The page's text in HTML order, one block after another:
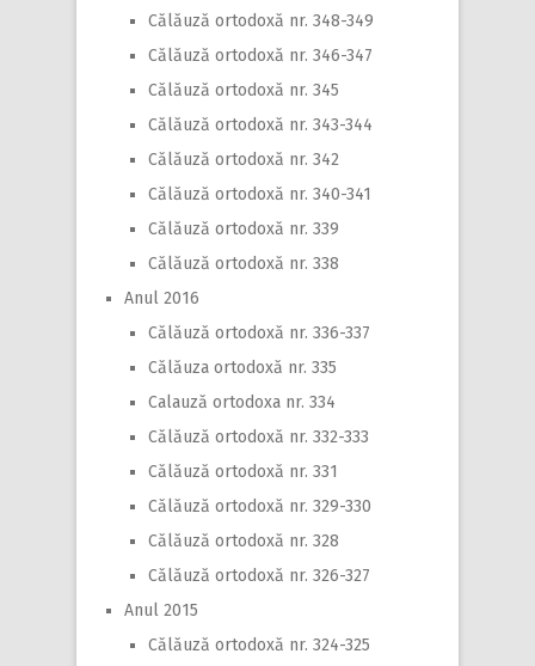
Călăuză ortodoxă nr. 348-349
Călăuză ortodoxă nr. 346-347
Călăuză ortodoxă nr. 345
Călăuză ortodoxă nr. 343-344
Călăuză ortodoxă nr. 342
Călăuză ortodoxă nr. 340-341
Călăuză ortodoxă nr. 339
Călăuză ortodoxă nr. 338
Anul 2016
Călăuză ortodoxă nr. 336-337
Călăuza ortodoxă nr. 335
Calauză ortodoxa nr. 334
Călăuză ortodoxă nr. 332-333
Călăuză ortodoxă nr. 331
Călăuză ortodoxă nr. 329-330
Călăuză ortodoxă nr. 328
Călăuză ortodoxă nr. 326-327
Anul 2015
Călăuză ortodoxă nr. 324-325